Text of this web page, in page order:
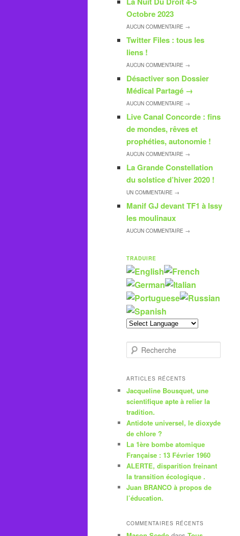
Octobre 2023
AUCUN COMMENTAIRE →
Twitter Files : tous les
liens !
AUCUN COMMENTAIRE →
Désactiver son Dossier
Médical Partagé →
AUCUN COMMENTAIRE →
Live Canal Concorde : fins
de mondes, rêves et
prophéties, autonomie !
AUCUN COMMENTAIRE →
La Grande Constellation
du solstice d’hiver 2020 !
UN COMMENTAIRE →
Manif GJ devant TF1 à Issy
les moulinaux
AUCUN COMMENTAIRE →
TRADUIRE
e
h
r
c
h
e
ARTICLES RÉCENTS
Jacqueline Bousquet, une
scientifique apte à relier la
tradition.
Antidote universel, le dioxyde
de chlore ?
La 1ère bombe atomique
Française : 13 Février 1960
ALERTE, disparition freinant
la transition écologique .
Juan BRANCO à propos de
l’éducation.
COMMENTAIRES RÉCENTS